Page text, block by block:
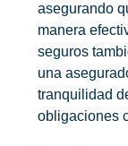
asegurando
manera
seguros
una
tranquilidad
obligaciones